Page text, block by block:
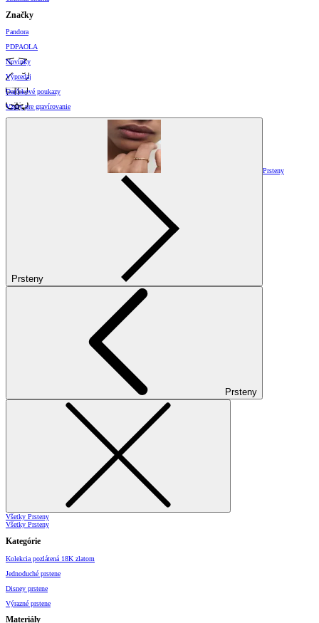
Značky
Pandora
PDPAOLA
Novinky
Výpredaj
Darčekové poukazy
Vzory pre gravírovanie
Prsteny
Prsteny
Prsteny
Všetky Prsteny
Všetky Prsteny
Kategórie
Kolekcia pozlátená 18K zlatom
Jednoduché prstene
Disney prstene
Výrazné prstene
Materiály